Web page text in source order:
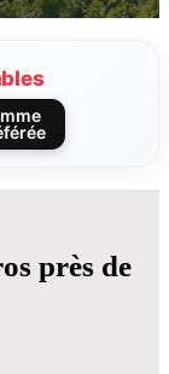
près de